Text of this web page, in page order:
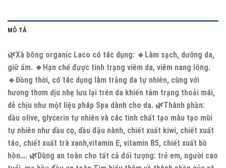
MÔ TẢ
🌿Xà bông organic Laco có tác dụng: 🔸Làm sạch, dưỡng da,
giữ ẩm. 🔸Hạn chế được tình trạng viêm da, viêm nang lông.
🔸Đồng thời, có tác dụng làm trắng da tự nhiên, cùng với
hương thơm dịu nhẹ lưu lại trên da khiến tâm trạng thoải mái,
dễ chịu như một liệu pháp Spa dành cho da. 🌿Thành phần:
dầu olive, glycerin tự nhiên và các tinh chất tạo màu tạo mùi
tự nhiên như dầu cọ, dầu đậu nành, chiết xuất kiwi, chiết xuất
táo, chiết xuất trà xanh,vitamin E, vitamin B5, chiết xuất bồ
hòn…. 🌿Dùng an toàn cho tất cả đối tượng: trẻ em, người cao